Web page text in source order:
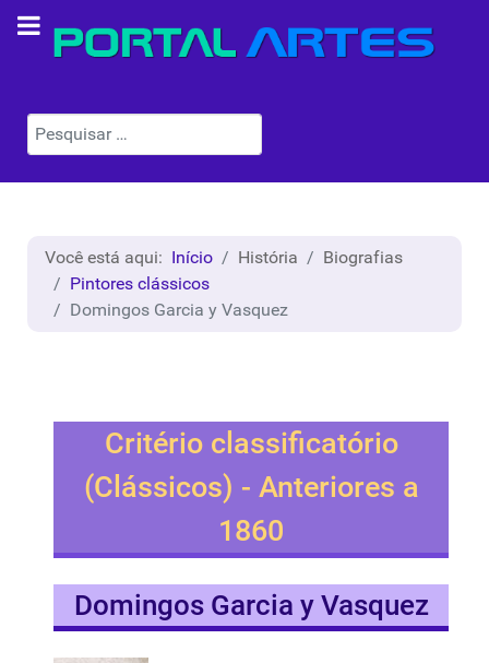
Pesquisar
Você está aqui: Início História
Biografias
Pintores clássicos
Domingos Garcia y Vasquez
Critério classificatório
(Clássicos) - Anteriores a
1860
Domingos Garcia y Vasquez